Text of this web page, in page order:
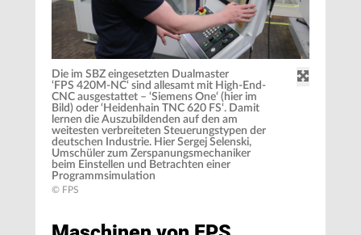
Die im SBZ eingesetzten Dualmaster
‘FPS 420M-NC‘ sind allesamt mit High-End-
CNC ausgestattet – ‘Siemens One‘ (hier im
Bild) oder ‘Heidenhain TNC 620 FS‘. Damit
lernen die Auszubildenden auf den am
weitesten verbreiteten Steuerungstypen der
deutschen Industrie. Hier Sergej Selenski,
Umschüler zum Zerspanungsmechaniker
beim Einstellen und Betrachten einer
Programmsimulation
© FPS